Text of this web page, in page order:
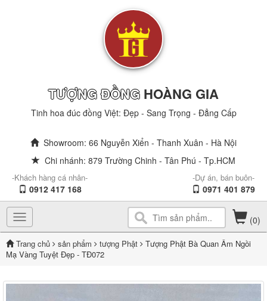
TƯỢNG ĐỒNG HOÀNG GIA
Tinh hoa đúc đồng Việt: Đẹp - Sang Trọng - Đẳng Cấp
Showroom: 66 Nguyễn Xiển - Thanh Xuân - Hà Nội
Chi nhánh: 879 Trường Chinh - Tân Phú - Tp.HCM
-Khách hàng cá nhân-
0912 417 168
-Dự án, bán buôn-
0971 401 879
Toggle
navigation
(0)
Trang chủ sản phẩm tượng Phật
Tượng Phật Bà Quan Âm Ngồi
Mạ Vàng Tuyệt Đẹp - TĐ072